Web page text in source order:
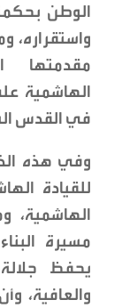
الوطن
واستقراره،
مقدمتها
الهاشمية
في القدس
وفي هذه
للقيادة
الهاشمية،
مسيرة
يحفظ
والعافية،